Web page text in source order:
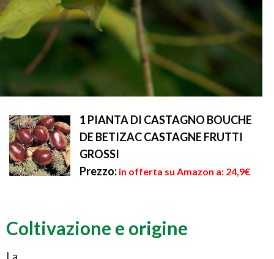
1 PIANTA DI CASTAGNO BOUCHE
DE BETIZAC CASTAGNE FRUTTI
GROSSI
Prezzo: in offerta su Amazon a: 24,9€
Coltivazione e origine
La